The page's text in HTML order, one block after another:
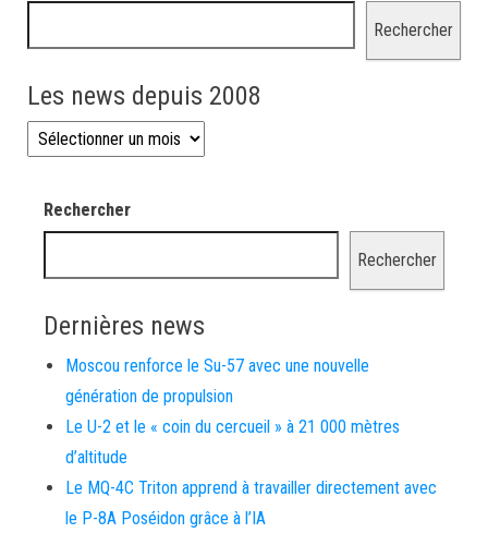
Rechercher
Les news depuis 2008
Les news depuis 2008
Rechercher
Rechercher
Dernières news
Moscou renforce le Su-57 avec une nouvelle
génération de propulsion
Le U-2 et le « coin du cercueil » à 21 000 mètres
d’altitude
Le MQ-4C Triton apprend à travailler directement avec
le P-8A Poséidon grâce à l’IA